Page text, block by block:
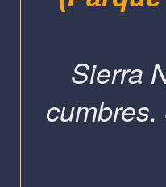
Sierra